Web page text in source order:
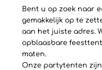
Bent u op zoek naar
gemakkelijk op te
aan het juiste adres.
opblaasbare
maten.
Onze partytenten